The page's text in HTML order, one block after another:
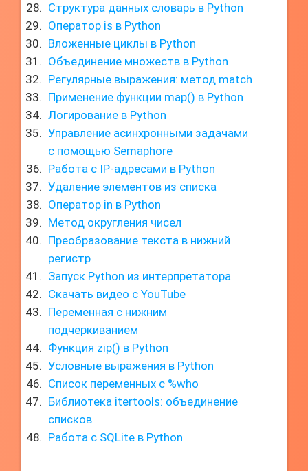
Структура данных словарь в Python
Оператор is в Python
Вложенные циклы в Python
Объединение множеств в Python
Регулярные выражения: метод match
Применение функции map() в Python
Логирование в Python
Управление асинхронными задачами
с помощью Semaphore
Работа с IP-адресами в Python
Удаление элементов из списка
Оператор in в Python
Метод округления чисел
Преобразование текста в нижний
регистр
Запуск Python из интерпретатора
Скачать видео с YouTube
Переменная с нижним
подчеркиванием
Функция zip() в Python
Условные выражения в Python
Список переменных с %who
Библиотека itertools: объединение
списков
Работа с SQLite в Python